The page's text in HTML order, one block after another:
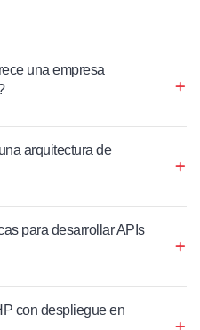
una empresa
arquitectura de
para desarrollar APIs
con despliegue en